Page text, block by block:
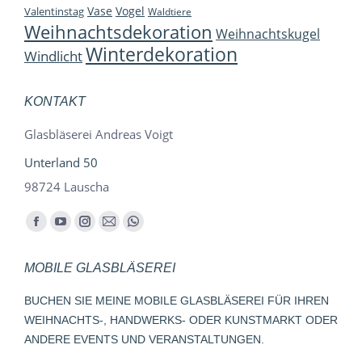
Valentinstag Vase Vogel Waldtiere
Weihnachtsdekoration Weihnachtskugel
WindlichtWinterdekoration
KONTAKT
Glasbläserei Andreas Voigt
Unterland 50
98724 Lauscha
Finden Sie uns auf:
Facebook
opens
in
new
window
YouTube
opens
in
new
window
Instagram
opens
in
new
window
E-
page
opens
in
new
Whatsapp
opens
in
new
window
MOBILE GLASBLÄSEREI
BUCHEN SIE MEINE MOBILE GLASBLÄSEREI FÜR IHREN
WEIHNACHTS-, HANDWERKS- ODER KUNSTMARKT ODER
ANDERE EVENTS UND VERANSTALTUNGEN.